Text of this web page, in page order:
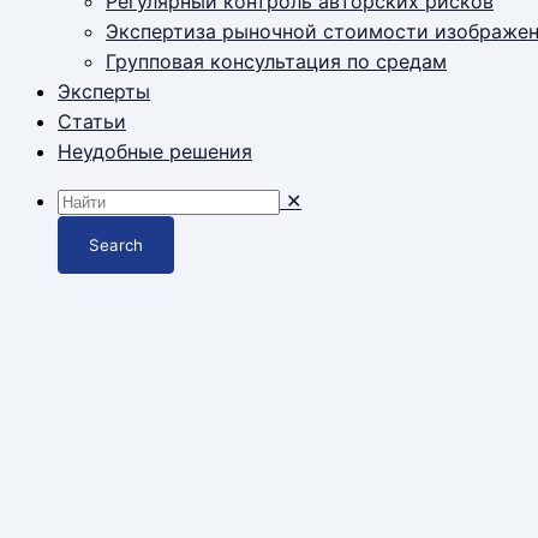
Экспертиза рыночной стоимости
Групповая консультация по средам
Эксперты
Статьи
Неудобные решения
✕